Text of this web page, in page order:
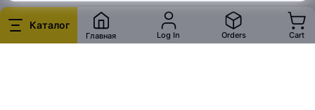
Каталог
Главная Log In Orders Cart